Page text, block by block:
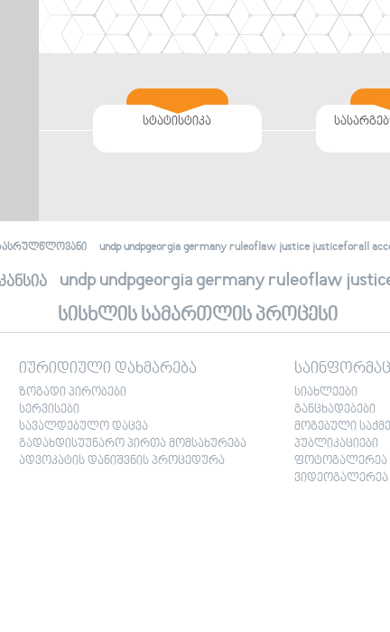
სტატისტიკა
undp undpgeorgia germany ruleoflaw justice justiceforall
undp undpgeorgia germany ruleoflaw
სისხლის სამართლის პროცესი
იურიდიული დახმარება
ზოგადი პირობები
სერვისები
სავალდებულო დაცვა
გადახდისუუნარო პირთა მომსახურება
ადვოკატის დანიშვნის პროცედურა
სიახლეები
განცხადებები
მოგებული
პუბლიკაციები
ფოტოგალერეა
ვიდეოგალერეა